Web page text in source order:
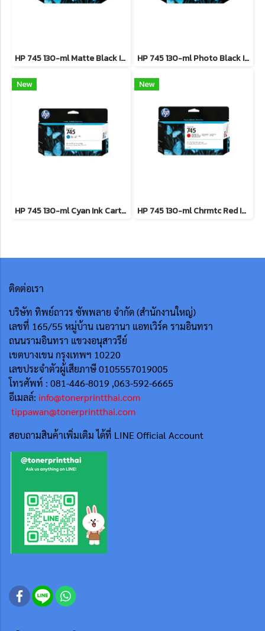
HP 745 130-ml Matte Black Ink Cartridge**สินค้าเลิกผลิต EOL รุ่นทดแทนใช้ F9K05A** HP 745 130-ml Photo Black Ink Cartridge **สินค้าเลิกผลิต EOL รุ่นทดแทนใช้ F9K04A**
New
HP 745 130-ml Cyan Ink Cartridge **สินค้าเลิกผลิต EOL รุ่นทดแทนใช้ F9K03A**
New
HP 745 130-ml Chrmtc Red Ink Cartridge **สินค้าเลิกผลิต EOL รุ่นทดแทนใช้ F9K06A **
ติดต่อเรา
บริษัท ทิพย์ถาวร ซัพพลาย จำกัด (สำนักงานใหญ่)
เลขที่ 165/55 หมู่บ้าน เนอวานา แอทเวิร์ค รามอินทรา
ถนนรามอินทรา แขวงอนุสาวรีย์
เขตบางเขน กรุงเทพฯ 10220
เลขประจำตัวผู้เสียภาษี 0105557019005
โทรศัพท์ : 081-446-8019 ,063-592-6665
อีเมลล์: info@tonerprintthai.com
tippawan@tonerprintthai.com
สอบถามสินค้าเพิ่มเติม ได้ที่ LINE Official Account